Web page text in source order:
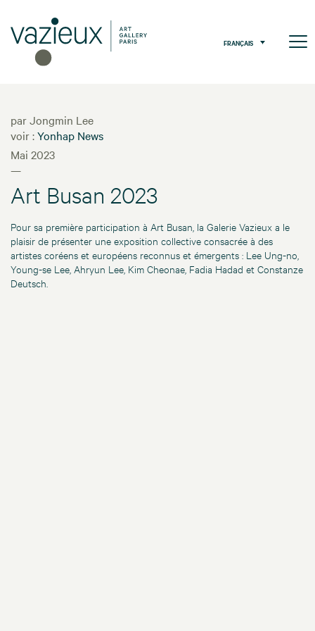
FRANÇAIS
par Jongmin Lee
voir :Yonhap News
Mai 2023
—
Art Busan 2023
Pour sa première participation à Art Busan, la Galerie Vazieux a le
plaisir de présenter une exposition collective consacrée à des
artistes coréens et européens reconnus et émergents : Lee Ung-no,
Young-se Lee, Ahryun Lee, Kim Cheonae, Fadia Hadad et Constanze
Deutsch.